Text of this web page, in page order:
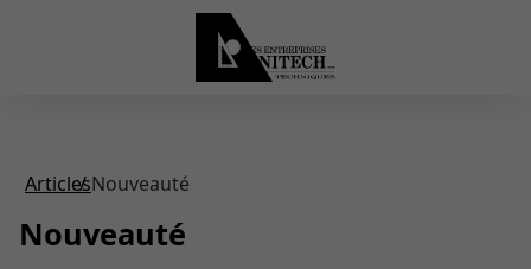
ArticlesNouveauté
Nouveauté